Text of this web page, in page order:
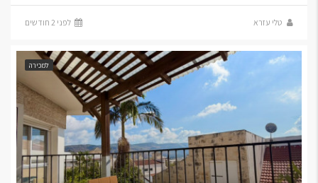
טלי עזרא לפני 2 חודשים
למכירה